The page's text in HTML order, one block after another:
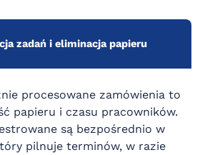
zadań i eliminacja papieru
procesowane zamówienia to
papieru i czasu pracowników.
są bezpośrednio w
pilnuje terminów, w razie